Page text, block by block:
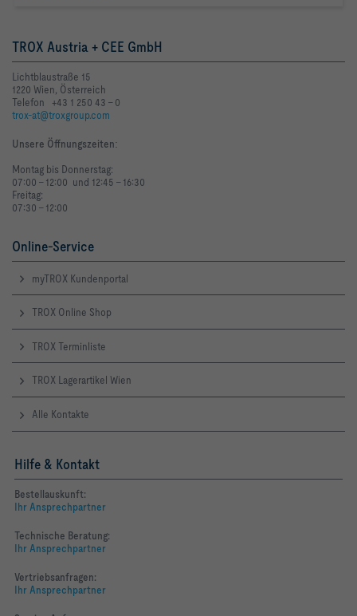
TROX Austria + CEE GmbH
Lichtblaustraße 15
1220 Wien, Österreich
Telefon +43 1 250 43 - 0
trox-at@troxgroup.com
Unsere Öffnungszeiten:
Montag bis Donnerstag:
07:00 - 12:00 und 12:45 - 16:30
Freitag:
07:30 - 12:00
Online-Service
myTROX Kundenportal
TROX Online Shop
TROX Terminliste
TROX Lagerartikel Wien
Alle Kontakte
Hilfe & Kontakt
Bestellauskunft:
Ihr Ansprechpartner
Technische Beratung:
Ihr Ansprechpartner
Vertriebsanfragen:
Ihr Ansprechpartner